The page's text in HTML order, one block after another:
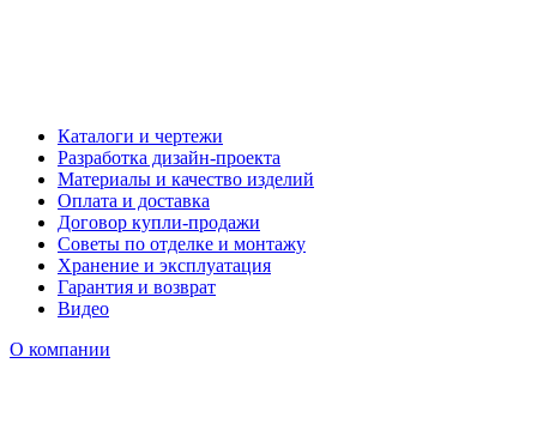
Каталоги и чертежи
Разработка дизайн-проекта
Материалы и качество изделий
Оплата и доставка
Договор купли-продажи
Советы по отделке и монтажу
Хранение и эксплуатация
Гарантия и возврат
Видео
О компании